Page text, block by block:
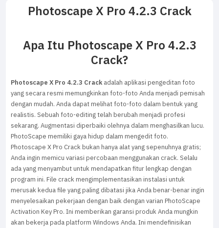
Photoscape X Pro 4.2.3 Crack
Apa Itu Photoscape X Pro 4.2.3
Crack?
Photoscape X Pro 4.2.3 Crack adalah aplikasi pengeditan foto
yang secara resmi memungkinkan foto-foto Anda menjadi pemisah
dengan mudah. Anda dapat melihat foto-foto dalam bentuk yang
realistis. Sebuah foto-editing telah berubah menjadi profesi
sekarang. Augmentasi diperbaiki olehnya dalam menghasilkan lucu.
PhotoScape memiliki gaya hidup dalam mengedit foto.
Photoscape X Pro Crack bukan hanya alat yang sepenuhnya gratis;
Anda ingin memicu variasi percobaan menggunakan crack. Selalu
ada yang menyambut untuk mendapatkan fitur lengkap dengan
program ini. File crack mengimplementasikan instalasi untuk
merusak kedua file yang paling dibatasi jika Anda benar-benar ingin
menyelesaikan pekerjaan dengan baik dengan varian PhotoScape
Activation Key Pro. Ini memberikan garansi produk Anda mungkin
akan bekerja pada platform Windows Anda. Ini mendefinisikan